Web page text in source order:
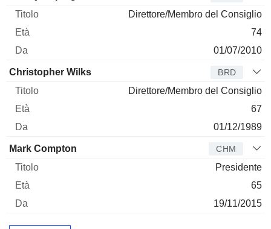
Direttore/Membro del Consiglio
74
01/07/2010
Christopher Wilks BRD
Direttore/Membro del Consiglio
67
01/12/1989
Mark Compton CHM
Presidente
65
19/11/2015